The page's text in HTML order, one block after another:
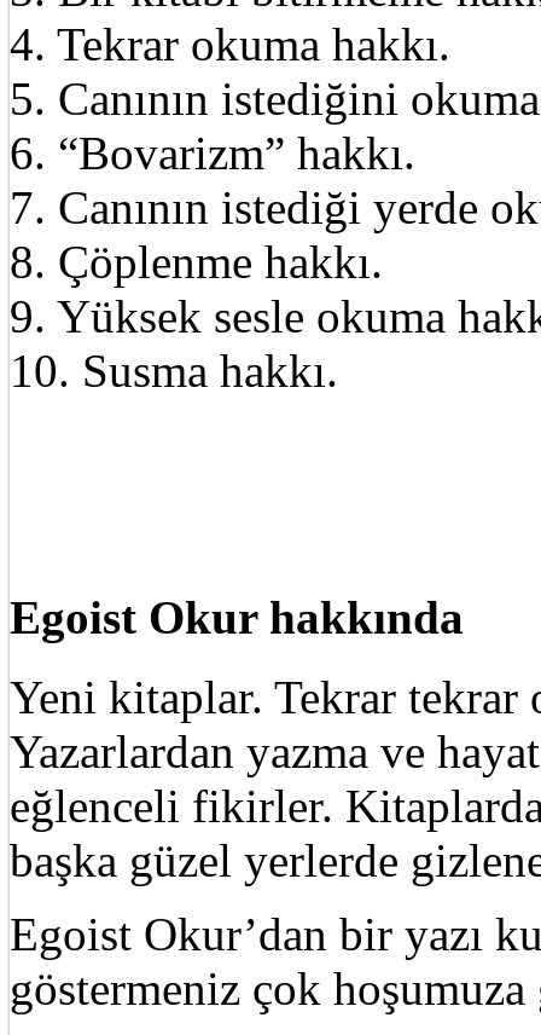
4. Tekrar okuma hakkı.
5. Canının istediğini
6. “Bovarizm” hakkı.
7. Canının istediği yerde
8. Çöplenme hakkı.
9. Yüksek sesle okuma
10. Susma hakkı.
Egoist Okur hakkında
Yeni kitaplar. Tekrar tekrar
Yazarlardan yazma ve
eğlenceli fikirler.
başka güzel yerlerde
Egoist Okur’dan bir yazı
göstermeniz çok